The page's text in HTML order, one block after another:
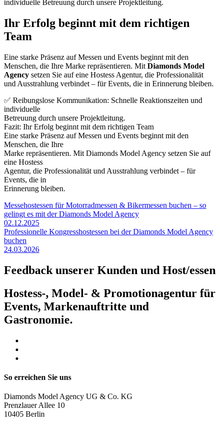
individuelle Betreuung durch unsere Projektleitung.
Ihr Erfolg beginnt mit dem richtigen
Team
Eine starke Präsenz auf Messen und Events beginnt mit den
Menschen, die Ihre Marke repräsentieren. Mit Diamonds Model
Agency setzen Sie auf eine Hostess Agentur, die Professionalität
und Ausstrahlung verbindet – für Events, die in Erinnerung bleiben.
✅ Reibungslose Kommunikation: Schnelle Reaktionszeiten und
individuelle
Betreuung durch unsere Projektleitung.
Fazit: Ihr Erfolg beginnt mit dem richtigen Team
Eine starke Präsenz auf Messen und Events beginnt mit den
Menschen, die Ihre
Marke repräsentieren. Mit Diamonds Model Agency setzen Sie auf
eine Hostess
Agentur, die Professionalität und Ausstrahlung verbindet – für
Events, die in
Erinnerung bleiben.
Messehostessen für Motorradmessen & Bikermessen buchen – so
gelingt es mit der Diamonds Model Agency
02.12.2025
Professionelle Kongresshostessen bei der Diamonds Model Agency
buchen
24.03.2026
Feedback unserer Kunden und Host/essen
Hostess-, Model- & Promotionagentur für
Events, Markenauftritte und
Gastronomie.
So erreichen Sie uns
Diamonds Model Agency UG & Co. KG
Prenzlauer Allee 10
10405 Berlin